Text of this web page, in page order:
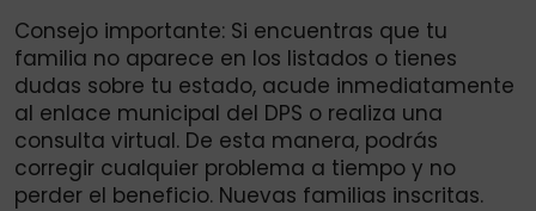
Consejo importante: Si encuentras que tu
familia no aparece en los listados o tienes
dudas sobre tu estado, acude inmediatamente
al enlace municipal del DPS o realiza una
consulta virtual. De esta manera, podrás
corregir cualquier problema a tiempo y no
perder el beneficio. Nuevas familias inscritas.